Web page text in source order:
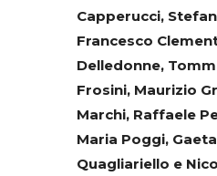
Capperucci,
Francesco
Delledonne,
Frosini, Maurizio
Marchi, Raffaele
Maria Poggi,
Quagliariello e